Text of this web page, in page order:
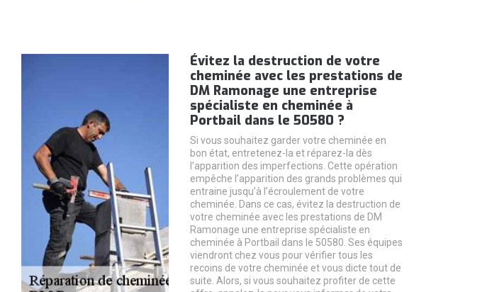
Évitez la destruction de votre
cheminée avec les prestations de
DM Ramonage une entreprise
spécialiste en cheminée à
Portbail dans le 50580 ?
Si vous souhaitez garder votre cheminée en
bon état, entretenez-la et réparez-la dès
l’apparition des imperfections. Cette opération
empêche l’apparition des grands problèmes qui
entraine jusqu’à l’écroulement de votre
cheminée. Dans ce cas, évitez la destruction de
votre cheminée avec les prestations de DM
Ramonage une entreprise spécialiste en
cheminée à Portbail dans le 50580. Ses équipes
viendront chez vous pour vérifier tous les
recoins de votre cheminée et vous dicte tout de
suite. Alors, si vous souhaitez profiter de cette